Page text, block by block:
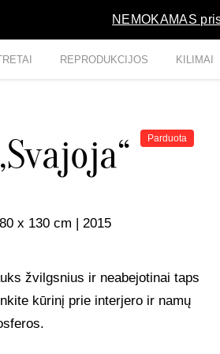
NEMOKAMAS
REPRODUKCIJOS KILIMAI
Parduota
x 130 cm | 2015
žvilgsnius ir neabejotinai taps
kūrinį prie interjero ir namų